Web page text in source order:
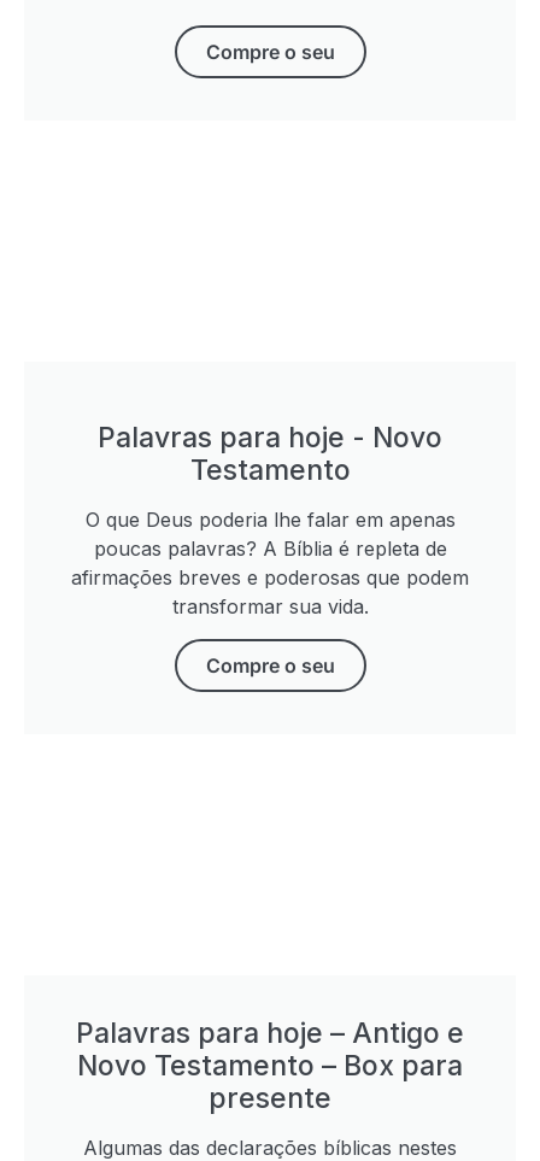
Compre o seu
Palavras para hoje - Novo
Testamento
O que Deus poderia lhe falar em apenas
poucas palavras? A Bíblia é repleta de
afirmações breves e poderosas que podem
transformar sua vida.
Compre o seu
Palavras para hoje – Antigo e
Novo Testamento – Box para
presente
Algumas das declarações bíblicas nestes